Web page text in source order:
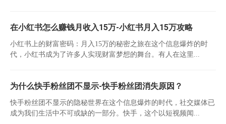
在小红书怎么赚钱月收入15万-小红书月入15万攻略
小红书上的财富密码：月入15万的秘密之旅在这个信息爆炸的时
代，小红书成为了许多人实现财富梦想的舞台。有人在这里...
为什么快手粉丝团不显示-快手粉丝团消失原因？
快手粉丝团不显示的隐秘世界在这个信息爆炸的时代，社交媒体已
成为我们生活中不可或缺的一部分。快手，这个以短视频闻...